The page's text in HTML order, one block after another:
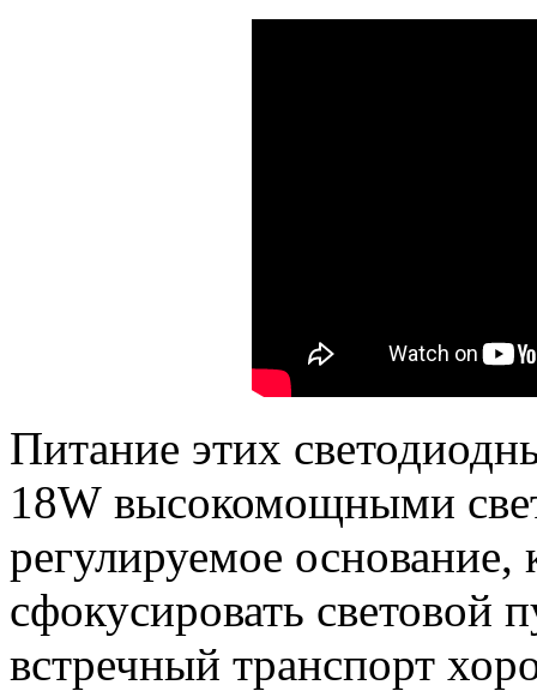
Питание этих
18W высокомощными
регулируемое основание,
сфокусировать световой
встречный транспорт